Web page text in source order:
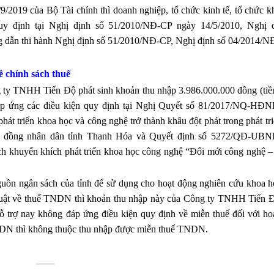
2019 của Bộ Tài chính thì doanh nghiệp, tổ chức kinh tế, tổ chức
định tại Nghị định số 51/2010/NĐ-CP ngày 14/5/2010, Nghị
thi hành Nghị định số 51/2010/NĐ-CP, Nghị định số 04/2014/
chính sách thuế
Tiến Độ phát sinh khoản thu nhập 3.986.000.000 đồng
ứng các điều kiện quy định tại Nghị Quyết số 81/2017/NQ-
triển khoa học và công nghệ trở thành khâu đột phát trong phát
nhân dân tỉnh Thanh Hóa và Quyết định số 5272/QĐ-
khuyến khích phát triển khoa học công nghệ “Đổi mới công nghệ
ngân sách của tỉnh để sử dụng cho hoạt động nghiên cứu khoa
về thuế TNDN thì khoản thu nhập này của Công ty TNHH Tiến
trợ nay không đáp ứng điều kiện quy định về miễn thuế đối với
thì không thuộc thu nhập được miễn thuế TNDN.